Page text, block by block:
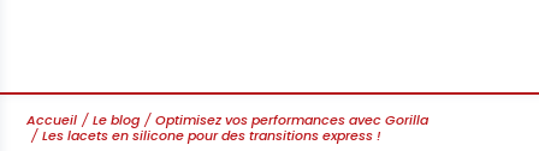
Accueil Le blog
Optimisez vos performances avec Gorilla
Les lacets en silicone pour des transitions express !